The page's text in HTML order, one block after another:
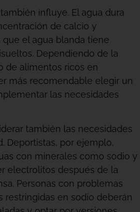
influye. El agua dura
de calcio y
el agua blanda tiene
Dependiendo de la
de alimentos ricos en
más recomendable elegir un
las necesidades
también las necesidades
Deportistas, por ejemplo,
con minerales como sodio y
electrolitos después de la
Personas con problemas
restringidas en sodio deberán